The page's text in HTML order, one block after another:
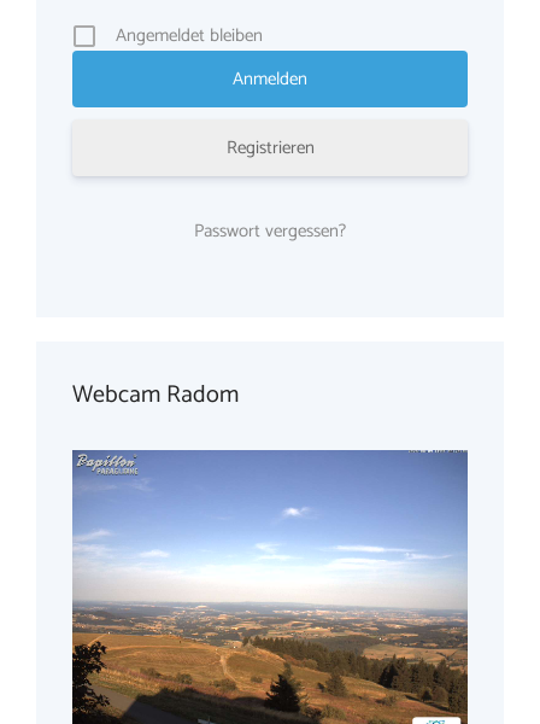
Angemeldet bleiben
Registrieren
Passwort vergessen?
Webcam Radom